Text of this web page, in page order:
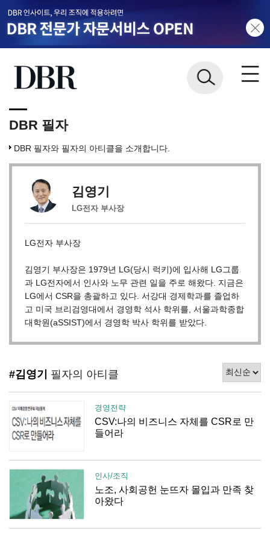
DBR 필자
DBR 필자와 필자의 아티클을 소개합니다.
김영기
LG전자 부사장
LG전자 부사장
김영기 부사장은 1979년 LG(당시 럭키)에 입사해 LG그룹
과 LG전자에서 인사와 노무 관련 일을 주로 해왔다. 지금은
LG에서 CSR을 총괄하고 있다. 서강대 경제학과를 졸업하
고 미국 브리검영대에서 경영학 석사 학위를, 서울과학종합
대학원(aSSIST)에서 경영학 박사 학위를 받았다.
#김영기 필자의 아티클
경영전략
CSV:나의 비즈니스 자체를 CSR로 만
들어라
인사/조직
노조, 사회공헌 눈뜨자 몰입과 만족 찾
아왔다